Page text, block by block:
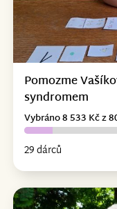
Pomozme
syndromem
29 dárců
Vybráno 8 533 Kč z